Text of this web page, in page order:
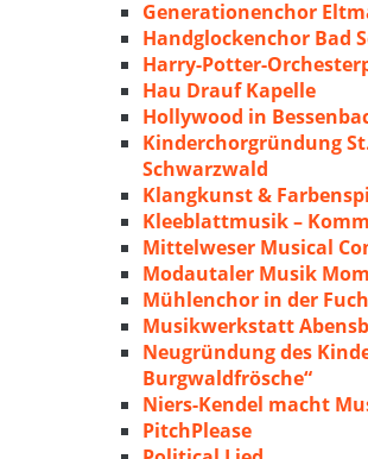
Generationenchor
Handglockenchor Bad
Harry-Potter-
Hau Drauf Kapelle
Hollywood in
Kinderchorgründung
Schwarzwald
Klangkunst &
Kleeblattmusik –
Mittelweser Musical
Modautaler Musik
Mühlenchor in der
Musikwerkstatt
Neugründung des
Burgwaldfrösche“
Niers-Kendel macht
PitchPlease